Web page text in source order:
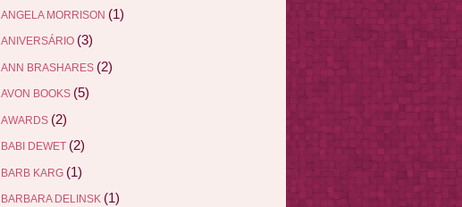
ANGELA MORRISON (1)
ANIVERSÁRIO (3)
ANN BRASHARES (2)
AVON BOOKS (5)
AWARDS (2)
BABI DEWET (2)
BARB KARG (1)
BARBARA DELINSK (1)